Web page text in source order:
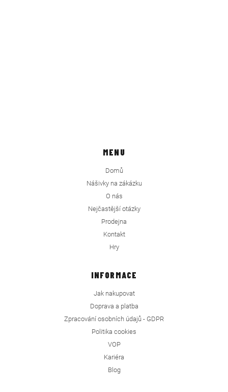
MENU
Domů
Nášivky na zákázku
O nás
Nejčastější otázky
Prodejna
Kontakt
Hry
INFORMACE
Jak nakupovat
Doprava a platba
Zpracování osobních údajů - GDPR
Politika cookies
VOP
Kariéra
Blog